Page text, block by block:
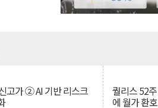
고가 ② AI 기반 리스크 퀄리스 52
에 월가 환호